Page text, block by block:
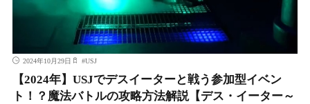
2024年10月29日 #USJ
【2024年】USJでデスイーターと戦う参加型イベン
ト！？魔法バトルの攻略方法解説【デス・イーター～